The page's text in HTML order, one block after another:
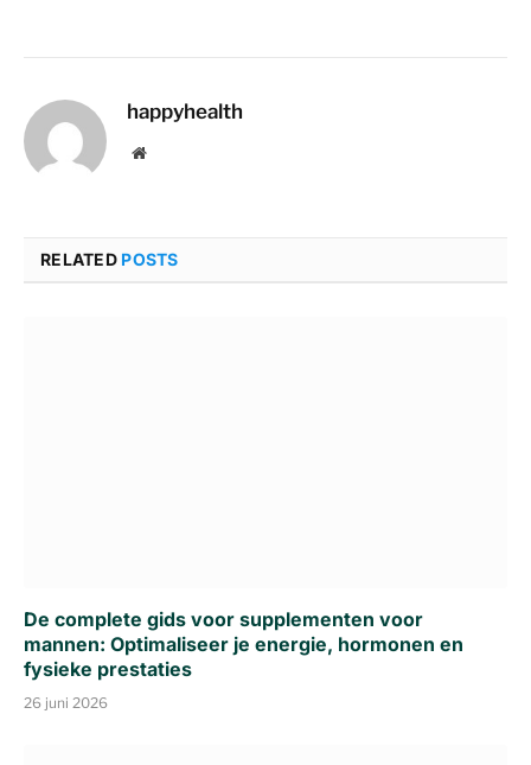
happyhealth
Website
RELATED POSTS
De complete gids voor supplementen voor
mannen: Optimaliseer je energie, hormonen en
fysieke prestaties
26 juni 2026